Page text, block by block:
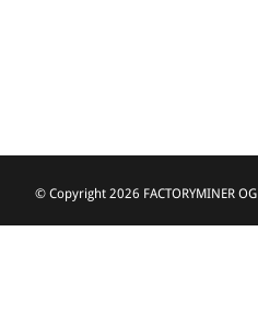
© Copyright 2026 FACTORYMINER OG